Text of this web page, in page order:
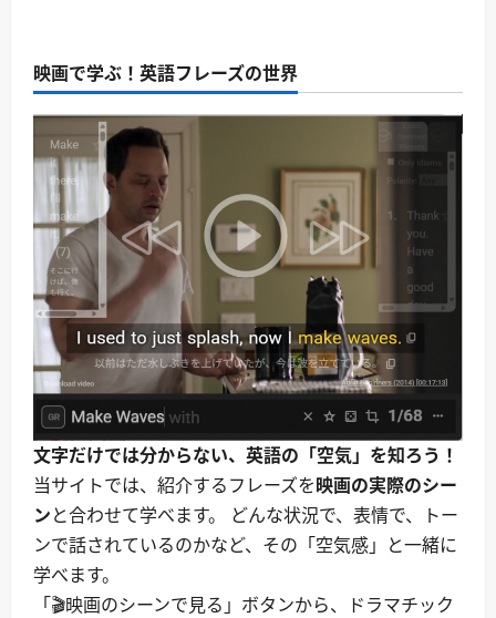
映画で学ぶ！英語フレーズの世界
文字だけでは分からない、英語の「空気」を知ろう！
当サイトでは、紹介するフレーズを映画の実際のシー
ンと合わせて学べます。 どんな状況で、表情で、トー
ンで話されているのかなど、その「空気感」と一緒に
学べます。
「🎬映画のシーンで見る」ボタンから、ドラマチック